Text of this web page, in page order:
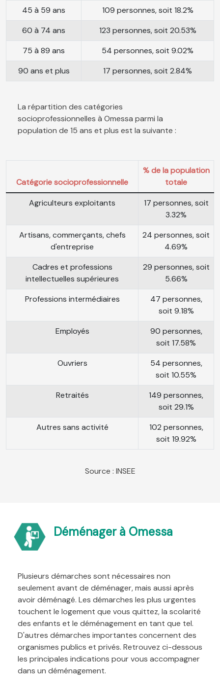
45 à 59 ans
109 personnes, soit 18.2%
60 à 74 ans
123 personnes, soit 20.53%
75 à 89 ans
54 personnes, soit 9.02%
90 ans et plus
17 personnes, soit 2.84%
La répartition des catégories
socioprofessionnelles à Omessa parmi la
population de 15 ans et plus est la suivante :
Catégorie socioprofessionnelle
% de la population
totale
Agriculteurs exploitants
17 personnes, soit
3.32%
Artisans, commerçants, chefs
d'entreprise
24 personnes, soit
4.69%
Cadres et professions
intellectuelles supérieures
29 personnes, soit
5.66%
Professions intermédiaires
47 personnes,
soit 9.18%
Employés
90 personnes,
soit 17.58%
Ouvriers
54 personnes,
soit 10.55%
Retraités
149 personnes,
soit 29.1%
Autres sans activité
102 personnes,
soit 19.92%
Source : INSEE
Déménager à Omessa
Plusieurs démarches sont nécessaires non
seulement avant de déménager, mais aussi après
avoir déménagé. Les démarches les plus urgentes
touchent le logement que vous quittez, la scolarité
des enfants et le déménagement en tant que tel.
D'autres démarches importantes concernent des
organismes publics et privés. Retrouvez ci-dessous
les principales indications pour vous accompagner
dans un déménagement.